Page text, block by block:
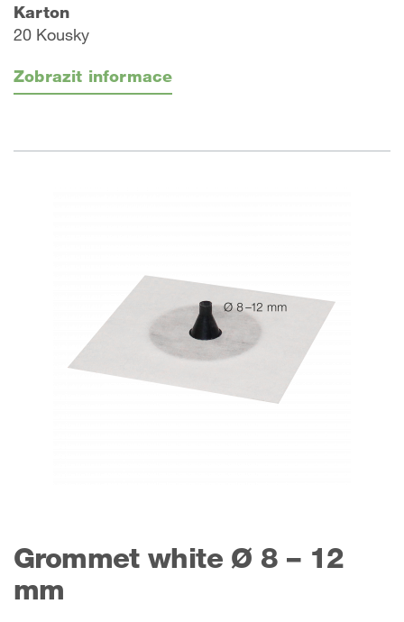
Karton
20 Kousky
Zobrazit informace
Grommet white Ø 8 – 12
mm